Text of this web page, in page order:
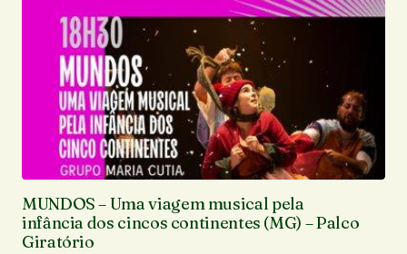
MUNDOS – Uma viagem musical pela
infância dos cincos continentes (MG) – Palco
Giratório